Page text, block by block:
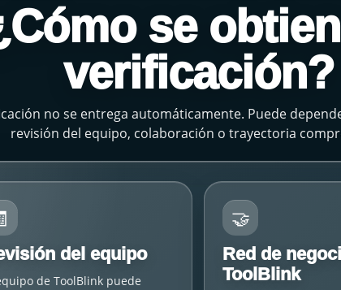
se
verificación?
no se entrega automáticamente. Puede
revisión del equipo, colaboración o trayectoria
del equipo
de ToolBlink puede
🤝
Red de
ToolBlink